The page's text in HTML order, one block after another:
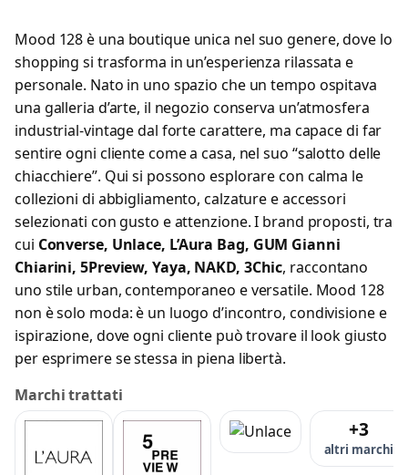
Mood 128 è una boutique unica nel suo genere, dove lo
shopping si trasforma in un’esperienza rilassata e
personale. Nato in uno spazio che un tempo ospitava
una galleria d’arte, il negozio conserva un’atmosfera
industrial-vintage dal forte carattere, ma capace di far
sentire ogni cliente come a casa, nel suo “salotto delle
chiacchiere”. Qui si possono esplorare con calma le
collezioni di abbigliamento, calzature e accessori
selezionati con gusto e attenzione. I brand proposti, tra
cui Converse, Unlace, L’Aura Bag, GUM Gianni
Chiarini, 5Preview, Yaya, NAKD, 3Chic, raccontano
uno stile urban, contemporaneo e versatile. Mood 128
non è solo moda: è un luogo d’incontro, condivisione e
ispirazione, dove ogni cliente può trovare il look giusto
per esprimere se stessa in piena libertà.
Marchi trattati
+3
altri marchi